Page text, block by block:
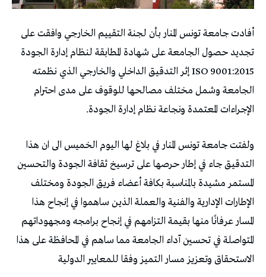
أفادت جامعة تونس المنار بأن لجنة التقييم الخارجي وافقت على
تجديد حصول الجامعة على شهادة المطابقة لنظام إدارة الجودة
ISO 9001:2015 إثر التدقيق الداخلي والخارجي الذي نظمته
الجامعة وشمل مختلف مصالحها للوقوف على مدى احترام
الإجراءات المعتمدة ونجاعة نظام إدارة الجودة.
ولفتت جامعة تونس المنار في بلاغ لها اليوم الخميس الى ان هذا
التدقيق جاء في إطار حرصها على ترسيخ ثقافة الجودة والتحسين
المستمر مشيدة بالمناسبة بكافة أعضاء فريق الجودة ومختلف
الإطارات الإدارية والفنية والعملة الذين ساهموا في إنجاح هذا
المسار عرفانًا منها بقيمة التزامهم في إنجاح برامجه ومجهوداتهم
المتواصلة في تحسين آداء الجامعة مما ساهم في المحافظة على هذا
الاستحقاق وتعزيز مسار التميز وفقا للمعايير الدولية